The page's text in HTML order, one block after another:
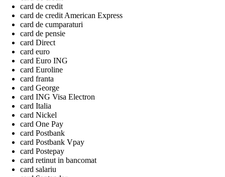
card de credit
card de credit American Express
card de cumparaturi
card de pensie
card Direct
card euro
card Euro ING
card Euroline
card franta
card George
card ING Visa Electron
card Italia
card Nickel
card One Pay
card Postbank
card Postbank Vpay
card Postepay
card retinut in bancomat
card salariu